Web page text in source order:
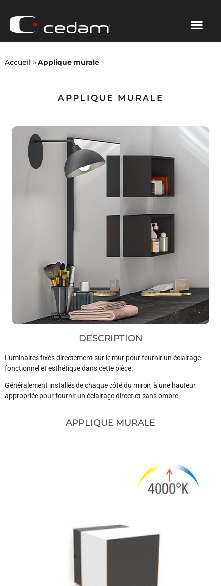
Accueil » Applique murale
APPLIQUE MURALE
DESCRIPTION
Luminaires fixés directement sur le mur pour fournir un éclairage
fonctionnel et esthétique dans cette pièce.
Généralement installés de chaque côté du miroir, à une hauteur
appropriée pour fournir un éclairage direct et sans ombre.
APPLIQUE MURALE